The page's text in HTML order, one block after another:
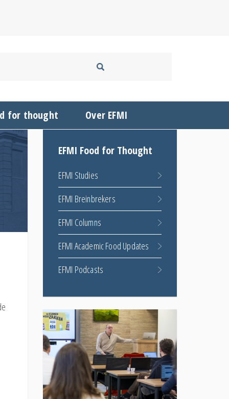
for thought Over EFMI
EFMI Food for Thought
EFMI Studies
EFMI Breinbrekers
EFMI Columns
EFMI Academic Food Updates
EFMI Podcasts